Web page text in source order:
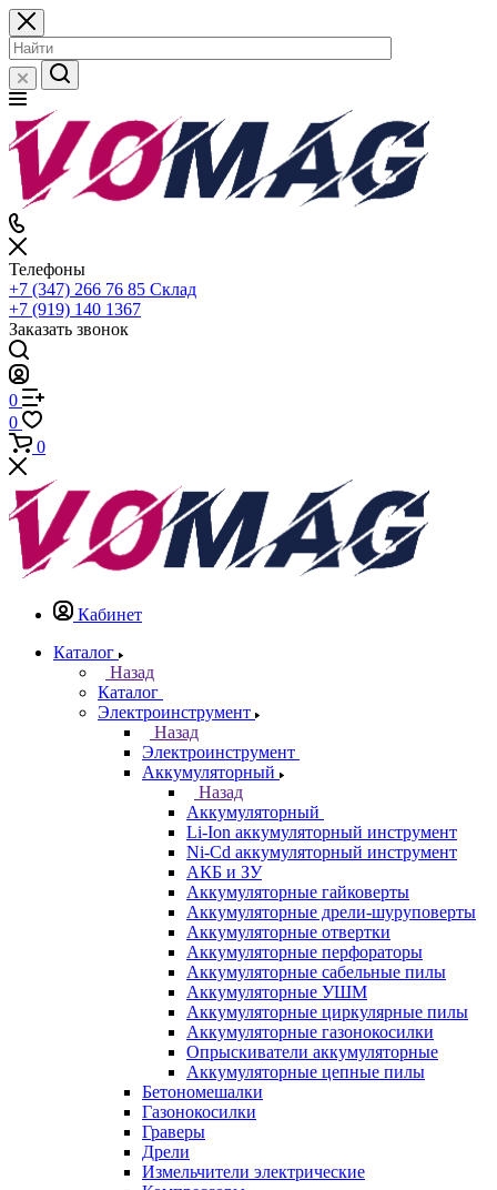
Телефоны
+7 (347) 266 76 85 Склад
+7 (919) 140 1367
Заказать звонок
0
0
0
Кабинет
Каталог
Назад
Каталог
Электроинструмент
Назад
Электроинструмент
Аккумуляторный
Назад
Аккумуляторный
Li-Ion аккумуляторный инструмент
Ni-Cd аккумуляторный инструмент
АКБ и ЗУ
Аккумуляторные гайковерты
Аккумуляторные дрели-шуруповерты
Аккумуляторные отвертки
Аккумуляторные перфораторы
Аккумуляторные сабельные пилы
Аккумуляторные УШМ
Аккумуляторные циркулярные пилы
Аккумуляторные газонокосилки
Опрыскиватели аккумуляторные
Аккумуляторные цепные пилы
Бетономешалки
Газонокосилки
Граверы
Дрели
Измельчители электрические